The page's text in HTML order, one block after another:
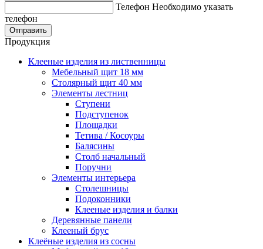
Телефон Необходимо указать
телефон
Отправить
Продукция
Клееные изделия из лиственницы
Мебельный щит 18 мм
Столярный щит 40 мм
Элементы лестниц
Ступени
Подступенок
Площадки
Тетива / Косоуры
Балясины
Столб начальный
Поручни
Элементы интерьера
Столешницы
Подоконники
Клееные изделия и балки
Деревянные панели
Клееный брус
Клеёные изделия из сосны